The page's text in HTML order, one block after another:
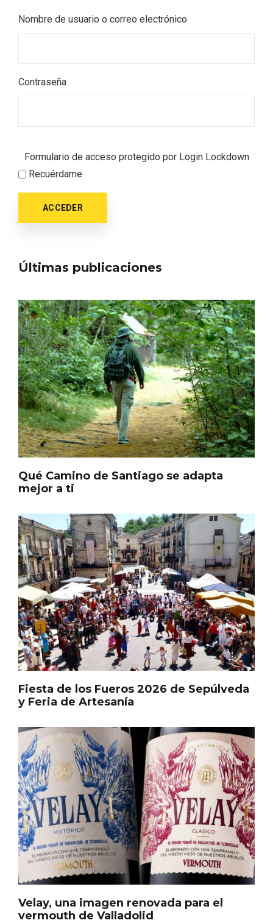
Nombre de usuario o correo electrónico
Contraseña
Formulario de acceso protegido por Login Lockdown
Recuérdame
ACCEDER
Últimas publicaciones
Qué Camino de Santiago se adapta
mejor a ti
Fiesta de los Fueros 2026 de Sepúlveda
y Feria de Artesanía
Velay, una imagen renovada para el
vermouth de Valladolid
Itinerarios musicales en San Miguel del
En marzo, vuelve la mejor gastronomía
de la Trufa Negra de Soria
Cigales inaugura la musealización de los
arcos de la Iglesia de Santiago Apóstol